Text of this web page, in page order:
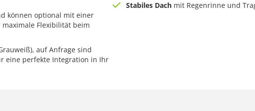
können optional mit einer
Flexibilität beim
auf Anfrage sind
eine perfekte Integration in Ihr
Stabiles Dach mit Regenrinne und